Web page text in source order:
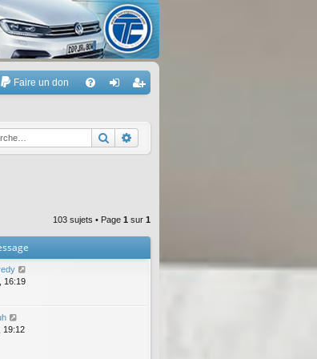
Faire un don
Q ne
xi
nr
eg
r
Rechercher
103 sujets • Page 1 sur 1
16:19
19:12